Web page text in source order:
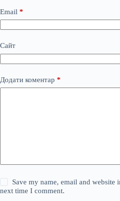
Email *
Сайт
Додати коментар *
Save my name, email and website
next time I comment.